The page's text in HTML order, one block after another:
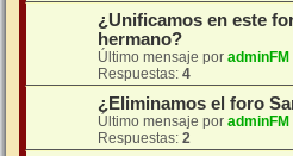
¿Unificamos en este
hermano?
Último mensaje por adminFM
Respuestas: 4
¿Eliminamos el foro
Último mensaje por adminFM
Respuestas: 2